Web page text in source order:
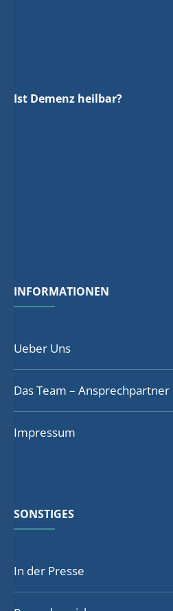
Ist Demenz heilbar?
INFORMATIONEN
Ueber Uns
Das Team – Ansprechpartner
Impressum
SONSTIGES
In der Presse